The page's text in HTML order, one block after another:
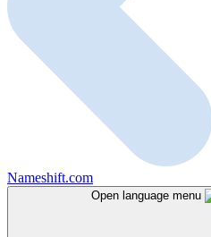
Nameshift.com
Open language menu